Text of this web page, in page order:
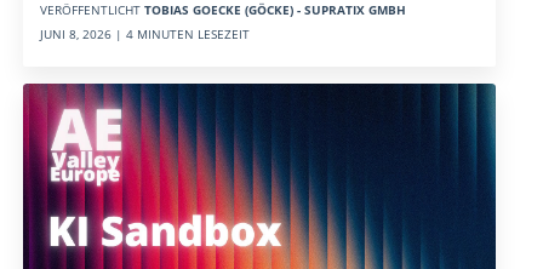
VERÖFFENTLICHT TOBIAS GOECKE (GÖCKE) - SUPRATIX GMBH
JUNI 8, 2026 | 4 MINUTEN LESEZEIT